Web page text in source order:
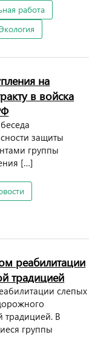
работа
на
в войска
защиты
группы
[…]
реабилитации
традицией
слепых
традицией. В
группы